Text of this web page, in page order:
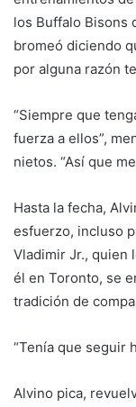
los Buffalo Bisons
bromeó diciendo
por alguna razón
“Siempre que
fuerza a ellos”,
nietos. “Así que
Hasta la fecha,
esfuerzo, incluso
Vladimir Jr., quien
él en Toronto, se
tradición de
“Tenía que seguir
Alvino pica,